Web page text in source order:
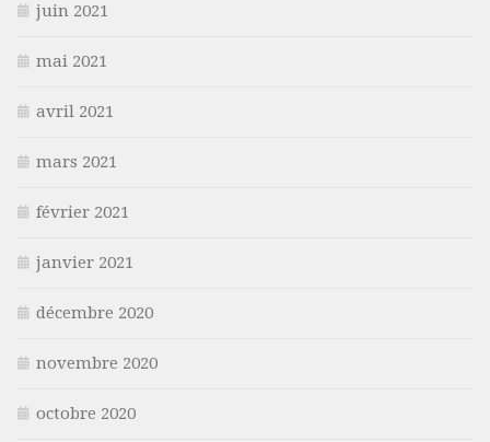
juin 2021
mai 2021
avril 2021
mars 2021
février 2021
janvier 2021
décembre 2020
novembre 2020
octobre 2020